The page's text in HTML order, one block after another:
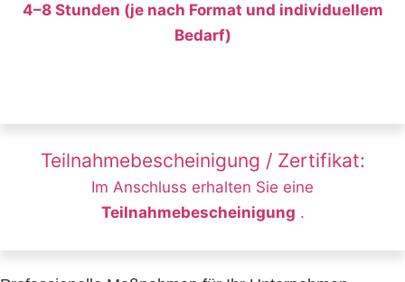
4–8 Stunden (je nach Format und individuellem
Bedarf)
Teilnahmebescheinigung / Zertifikat:
Im Anschluss erhalten Sie eine
Teilnahmebescheinigung .